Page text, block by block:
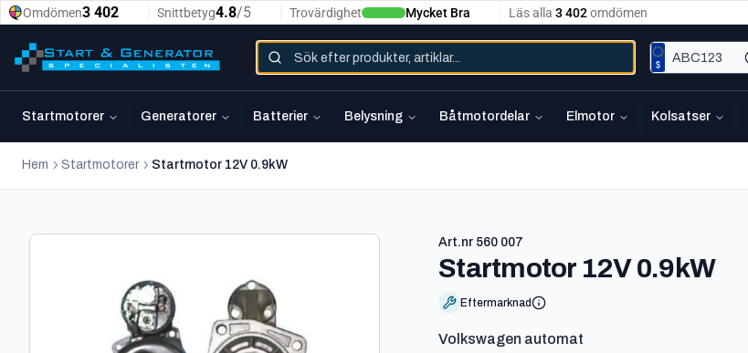
Startmotorer Generatorer Batterier Belysning Båtmotordelar Elmotor Kolsatser
Hem Startmotorer Startmotor 12V 0.9kW
Art.nr 560 007
Startmotor 12V 0.9kW-
Eftermarknad
Volkswagen automat